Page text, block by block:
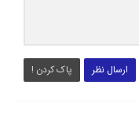
ارسال نظر پاک کردن !